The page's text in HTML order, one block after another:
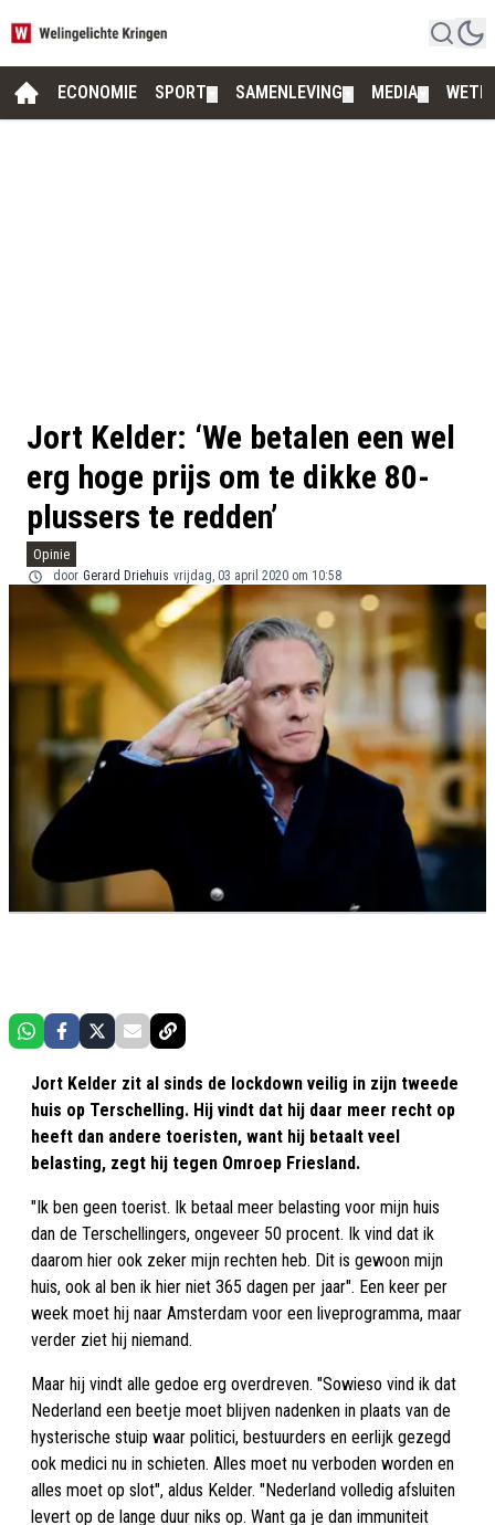
ECONOMIE SPORT SAMENLEVING MEDIA
Jort Kelder: ‘We betalen een wel
erg hoge prijs om te dikke 80-
plussers te redden’
Opinie
door Gerard Driehuis vrijdag, 03 april 2020 om 10:58
Jort Kelder zit al sinds de lockdown veilig in zijn tweede
huis op Terschelling. Hij vindt dat hij daar meer recht op
heeft dan andere toeristen, want hij betaalt veel
belasting, zegt hij tegen Omroep Friesland.
"Ik ben geen toerist. Ik betaal meer belasting voor mijn huis
dan de Terschellingers, ongeveer 50 procent. Ik vind dat ik
daarom hier ook zeker mijn rechten heb. Dit is gewoon mijn
huis, ook al ben ik hier niet 365 dagen per jaar". Een keer per
week moet hij naar Amsterdam voor een liveprogramma, maar
verder ziet hij niemand.
Maar hij vindt alle gedoe erg overdreven. "Sowieso vind ik dat
Nederland een beetje moet blijven nadenken in plaats van de
hysterische stuip waar politici, bestuurders en eerlijk gezegd
ook medici nu in schieten. Alles moet nu verboden worden en
alles moet op slot", aldus Kelder. "Nederland volledig afsluiten
levert op de lange duur niks op. Want ga je dan immuniteit